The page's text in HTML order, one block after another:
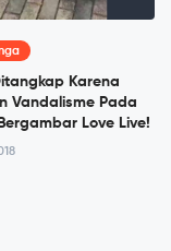
Karena
Vandalisme Pada
Love Live!